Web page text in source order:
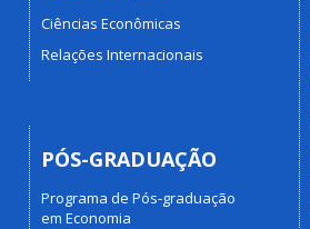
Ciências Econômicas
Relações Internacionais
PÓS-GRADUAÇÃO
Programa de Pós-graduação
em Economia